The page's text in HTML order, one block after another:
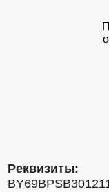
Реквизиты: